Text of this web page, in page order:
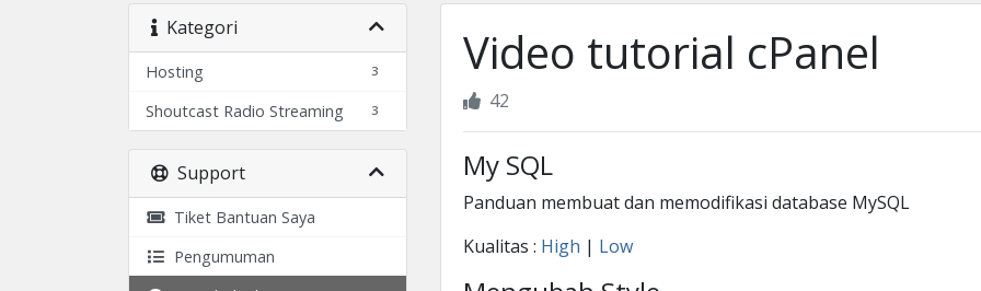
Kategori
3
Hosting
3
Shoutcast Radio Streaming
Support
Tiket Bantuan Saya
Pengumuman
Video tutorial cPanel
42
My SQL
Panduan membuat dan memodifikasi database MySQL
Kualitas : High | Low